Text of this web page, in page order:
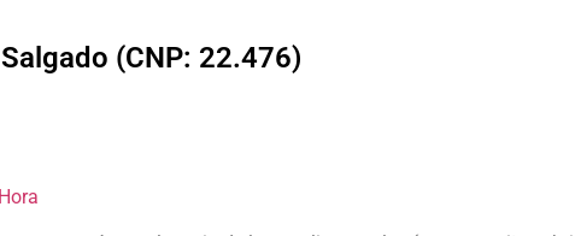
(CNP: 22.476)